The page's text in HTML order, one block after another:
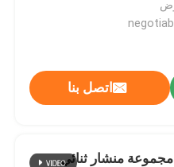
اتصل بنا
M3/M42 مجموعة منشار ثنائي